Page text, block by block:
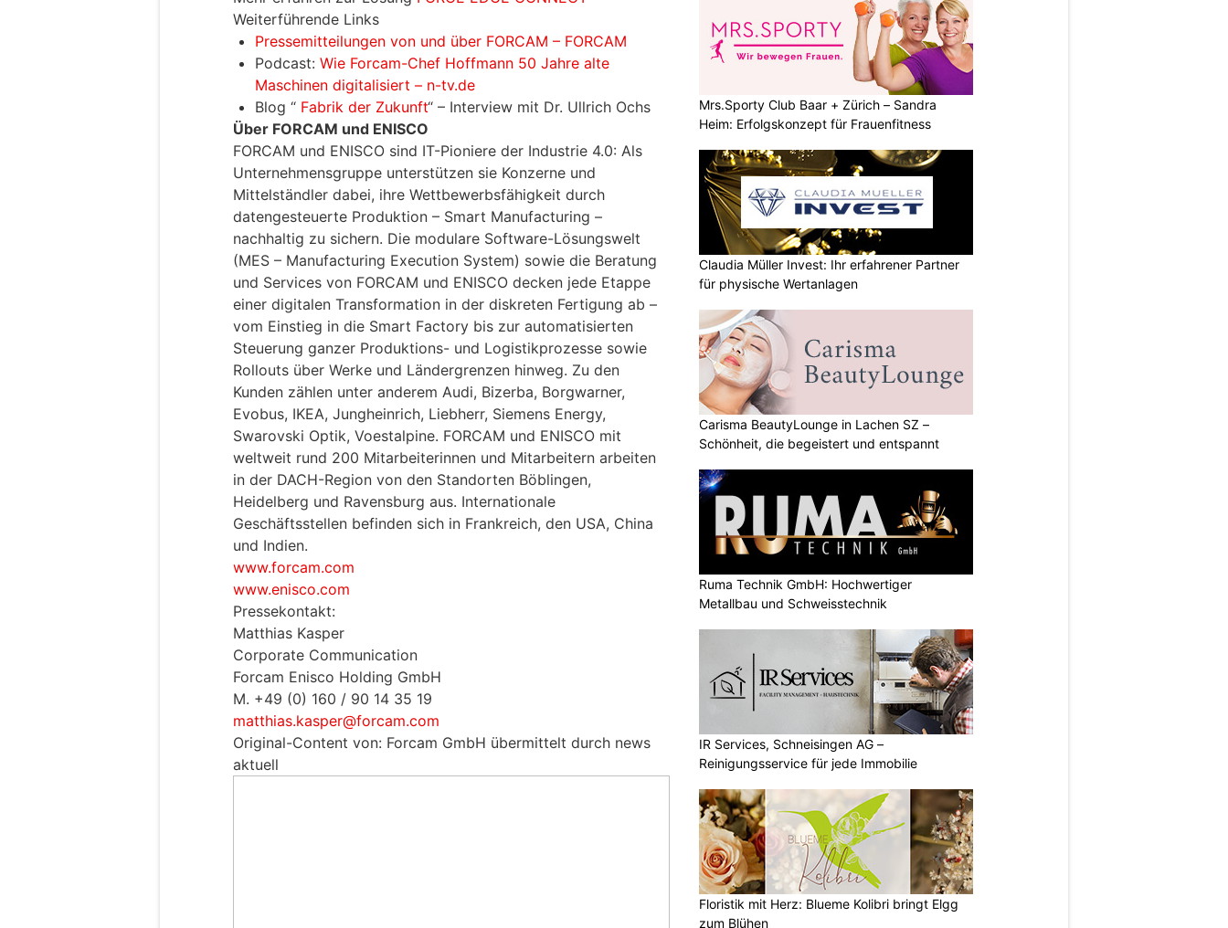
Weiterführende Links
Pressemitteilungen von und über FORCAM – FORCAM
Podcast: Wie Forcam-Chef Hoffmann 50 Jahre alte
Maschinen digitalisiert – n-tv.de
Blog “ Fabrik der Zukunft“ – Interview mit Dr. Ullrich Ochs
Über FORCAM und ENISCO
FORCAM und ENISCO sind IT-Pioniere der Industrie 4.0: Als
Unternehmensgruppe unterstützen sie Konzerne und
Mittelständler dabei, ihre Wettbewerbsfähigkeit durch
datengesteuerte Produktion – Smart Manufacturing –
nachhaltig zu sichern. Die modulare Software-Lösungswelt
(MES – Manufacturing Execution System) sowie die Beratung
und Services von FORCAM und ENISCO decken jede Etappe
einer digitalen Transformation in der diskreten Fertigung ab –
vom Einstieg in die Smart Factory bis zur automatisierten
Steuerung ganzer Produktions- und Logistikprozesse sowie
Rollouts über Werke und Ländergrenzen hinweg. Zu den
Kunden zählen unter anderem Audi, Bizerba, Borgwarner,
Evobus, IKEA, Jungheinrich, Liebherr, Siemens Energy,
Swarovski Optik, Voestalpine. FORCAM und ENISCO mit
weltweit rund 200 Mitarbeiterinnen und Mitarbeitern arbeiten
in der DACH-Region von den Standorten Böblingen,
Heidelberg und Ravensburg aus. Internationale
Geschäftsstellen befinden sich in Frankreich, den USA, China
und Indien.
www.forcam.com
www.enisco.com
Pressekontakt:
Matthias Kasper
Corporate Communication
Forcam Enisco Holding GmbH
M. +49 (0) 160 / 90 14 35 19
matthias.kasper@forcam.com
Original-Content von: Forcam GmbH übermittelt durch news
aktuell
Mrs.Sporty Club Baar + Zürich – Sandra
Heim: Erfolgskonzept für Frauenfitness
Claudia Müller Invest: Ihr erfahrener Partner
für physische Wertanlagen
Carisma BeautyLounge in Lachen SZ –
Schönheit, die begeistert und entspannt
Ruma Technik GmbH: Hochwertiger
Metallbau und Schweisstechnik
IR Services, Schneisingen AG –
Reinigungsservice für jede Immobilie
Floristik mit Herz: Blueme Kolibri bringt Elgg
zum Blühen